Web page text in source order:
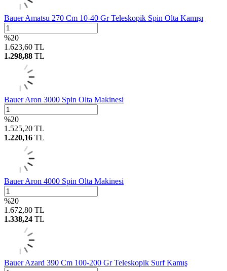
Bauer Amatsu 270 Cm 10-40 Gr Teleskopik Spin Olta Kamışı
%20
1.623,60 TL
1.298,88 TL
Bauer Aron 3000 Spin Olta Makinesi
%20
1.525,20 TL
1.220,16 TL
Bauer Aron 4000 Spin Olta Makinesi
%20
1.672,80 TL
1.338,24 TL
Bauer Azard 390 Cm 100-200 Gr Teleskopik Surf Kamış